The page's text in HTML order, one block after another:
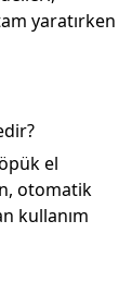
yaratırken
el
otomatik
kullanım